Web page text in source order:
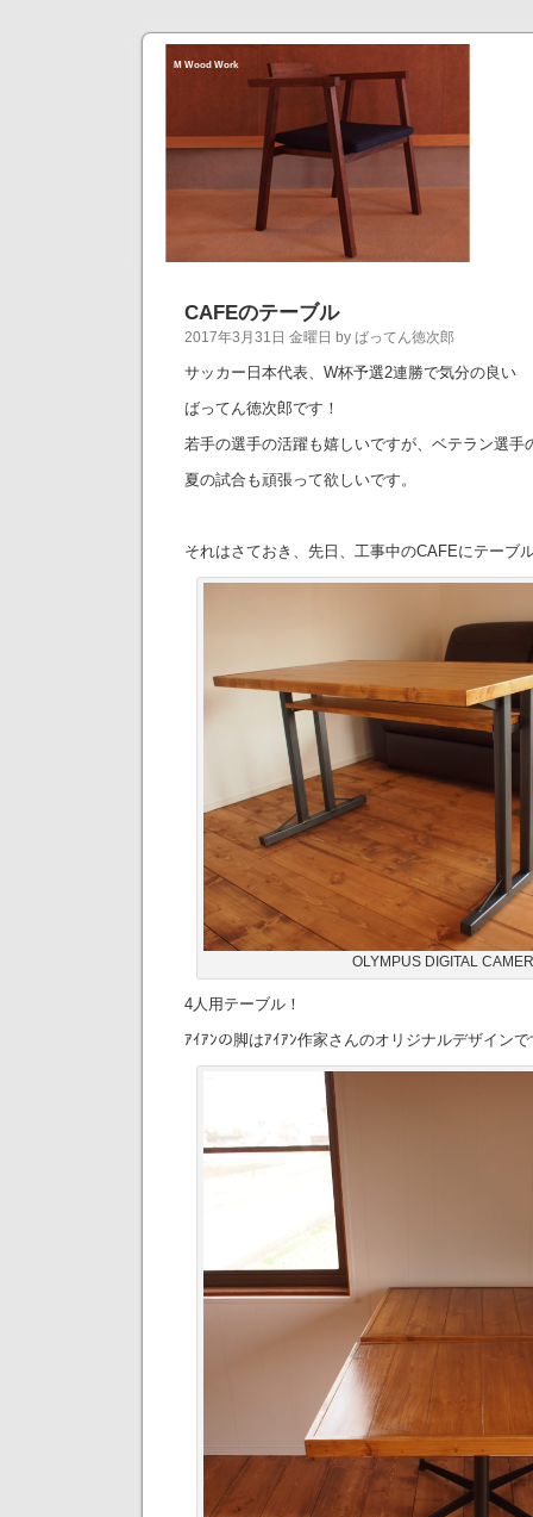
M Wood Work
CAFEのテーブル
2017年3月31日 金曜日 by ばってん徳次郎
サッカー日本代表、W杯予選2連勝で気分の良い
ばってん徳次郎です！
若手の選手の活躍も嬉しいですが、ベテラン選手
夏の試合も頑張って欲しいです。
それはさておき、先日、工事中のCAFEにテーブ
OLYMPUS DIGITAL
4人用テーブル！
ｱｲｱﾝの脚はｱｲｱﾝ作家さんのオリジナルデザインで